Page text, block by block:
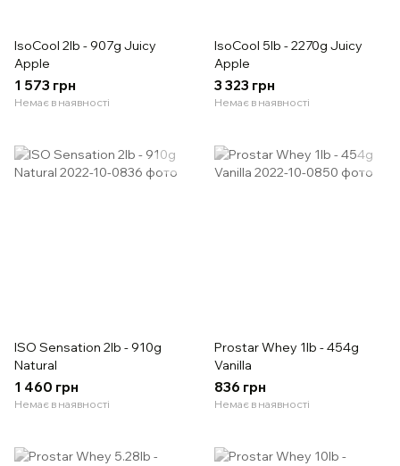
IsoCool 2lb - 907g Juicy
Apple
1 573 грн
Немає в наявності
IsoCool 5lb - 2270g Juicy
Apple
3 323 грн
Немає в наявності
ISO Sensation 2lb - 910g
Natural
1 460 грн
Немає в наявності
Prostar Whey 1lb - 454g
Vanilla
836 грн
Немає в наявності